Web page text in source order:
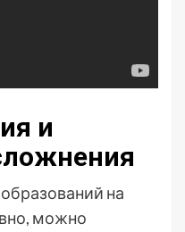
и
на
можно